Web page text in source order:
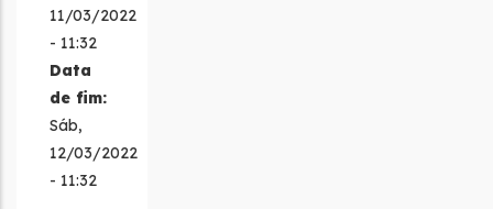
11/03/2022
- 11:32
Data
de fim:
Sáb,
12/03/2022
- 11:32